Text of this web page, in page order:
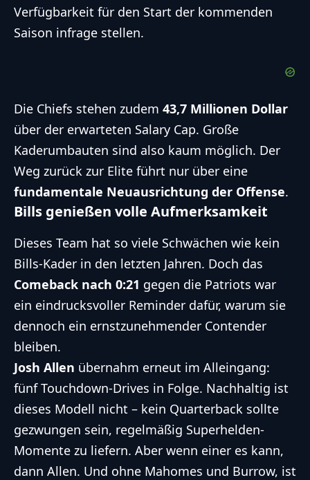
Verfügbarkeit für den Start der kommenden
Saison infrage stellen.
Die Chiefs stehen zudem 43,7 Millionen Dollar
über der erwarteten Salary Cap. Große
Kaderumbauten sind also kaum möglich. Der
Weg zurück zur Elite führt nur über eine
fundamentale Neuausrichtung der Offense.
Bills genießen volle Aufmerksamkeit
Dieses Team hat so viele Schwächen wie kein
Bills-Kader in den letzten Jahren. Doch das
Comeback nach 0:21 gegen die Patriots war
ein eindrucksvoller Reminder dafür, warum sie
dennoch ein ernstzunehmender Contender
bleiben.
Josh Allen übernahm erneut im Alleingang:
fünf Touchdown-Drives in Folge. Nachhaltig ist
dieses Modell nicht – kein Quarterback sollte
gezwungen sein, regelmäßig Superhelden-
Momente zu liefern. Aber wenn einer es kann,
dann Allen. Und ohne Mahomes und Burrow, ist